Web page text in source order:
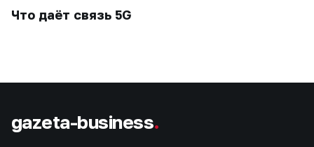
Что даёт связь 5G
gazeta-business.